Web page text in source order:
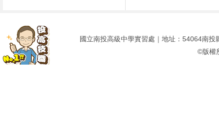
國立南投高級中學實習處｜地址：54064南
©版權